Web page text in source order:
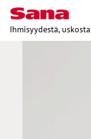
Ihmisyydestä,